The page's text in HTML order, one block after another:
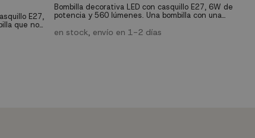
E27,
que nos
Bombilla decorativa LED con casquillo E27, 6W de
potencia y 560 lúmenes. Una bombilla con una
cálida de 2300K.
en stock, envío en 1-2 días